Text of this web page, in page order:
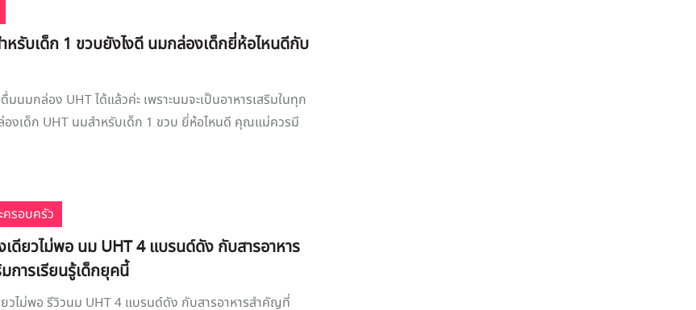
หรับเด็ก 1 ขวบยังไงดี นมกล่องเด็กยี่ห้อไหนดีกับ
มนมกล่อง UHT ได้แล้วค่ะ เพราะนมจะเป็นอาหารเสริมในทุก
งเด็ก UHT นมสำหรับเด็ก 1 ขวบ ยี่ห้อไหนดี คุณแม่ควรมี
ครอบครัว
ดียวไม่พอ นม UHT 4 แบรนด์ดัง กับสารอาหาร
การเรียนรู้เด็กยุคนี้
วไม่พอ รีวิวนม UHT 4 แบรนด์ดัง กับสารอาหารสำคัญที่